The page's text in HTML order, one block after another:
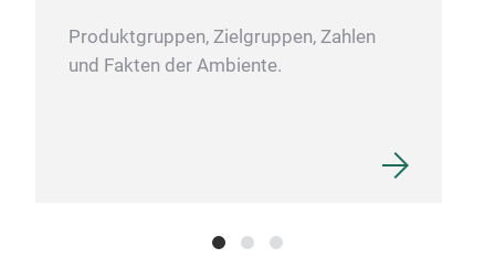
Produktgruppen, Zielgruppen, Zahlen
und Fakten der Ambiente.